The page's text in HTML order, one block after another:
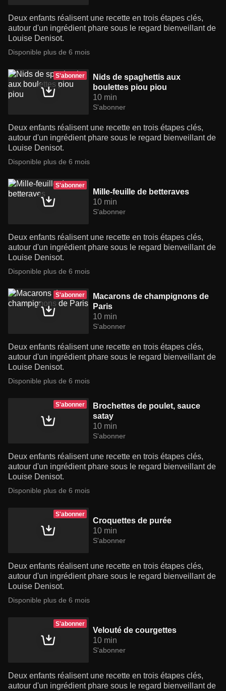
Deux enfants réalisent une recette en trois étapes clés,
autour d'un ingrédient phare sous le regard bienveillant de
Louise Denisot.
Disponible plus de 6 mois
S'abonner
Nids de spaghettis aux
boulettes piou piou
10 min
S'abonner
Deux enfants réalisent une recette en trois étapes clés,
autour d'un ingrédient phare sous le regard bienveillant de
Louise Denisot.
Disponible plus de 6 mois
S'abonner
Mille-feuille de betteraves
10 min
S'abonner
Deux enfants réalisent une recette en trois étapes clés,
autour d'un ingrédient phare sous le regard bienveillant de
Louise Denisot.
Disponible plus de 6 mois
S'abonner
Macarons de champignons de
Paris
10 min
S'abonner
Deux enfants réalisent une recette en trois étapes clés,
autour d'un ingrédient phare sous le regard bienveillant de
Louise Denisot.
Disponible plus de 6 mois
S'abonner
Brochettes de poulet, sauce
satay
10 min
S'abonner
Deux enfants réalisent une recette en trois étapes clés,
autour d'un ingrédient phare sous le regard bienveillant de
Louise Denisot.
Disponible plus de 6 mois
S'abonner
Croquettes de purée
10 min
S'abonner
Deux enfants réalisent une recette en trois étapes clés,
autour d'un ingrédient phare sous le regard bienveillant de
Louise Denisot.
Disponible plus de 6 mois
S'abonner
Velouté de courgettes
10 min
S'abonner
Deux enfants réalisent une recette en trois étapes clés,
autour d'un ingrédient phare sous le regard bienveillant de